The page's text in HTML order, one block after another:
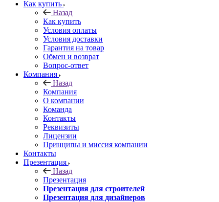
Как купить
Назад
Как купить
Условия оплаты
Условия доставки
Гарантия на товар
Обмен и возврат
Вопрос-ответ
Компания
Назад
Компания
О компании
Команда
Контакты
Реквизиты
Лицензии
Принципы и миссия компании
Контакты
Презентация
Назад
Презентация
Презентация для строителей
Презентация для дизайнеров